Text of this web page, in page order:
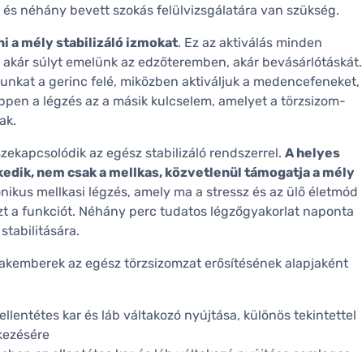
néhány bevett szokás felülvizsgálatára van szükség.
a mély stabilizáló izmokat. Ez az aktiválás minden
súlyt emelünk az edzőteremben, akár bevásárlótáskát.
a gerinc felé, miközben aktiváljuk a medencefeneket,
a légzés az a másik kulcselem, amelyet a törzsizom-
az egész stabilizáló rendszerrel. A helyes
nem csak a mellkas, közvetlenül támogatja a mély
mellkasi légzés, amely ma a stressz és az ülő életmód
a funkciót. Néhány perc tudatos légzőgyakorlat naponta
az egész törzsizomzat erősítésének alapjaként
kar és láb váltakozó nyújtása, különös tekintettel